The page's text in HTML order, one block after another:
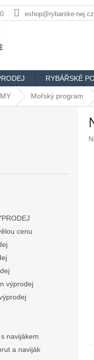
eshop@rybarske-nej.cz
RYBÁŘSKÉ
Mořský program
cenu
výprodej
navijákem
a naviják